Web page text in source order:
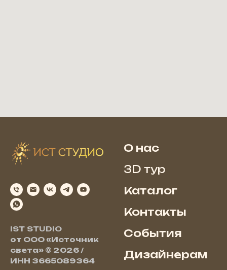
IST STUDIO
от ООО «Источник
света» © 2026 /
ИНН 3665089364
О нас
3D тур
Каталог
Контакты
События
Дизайнерам